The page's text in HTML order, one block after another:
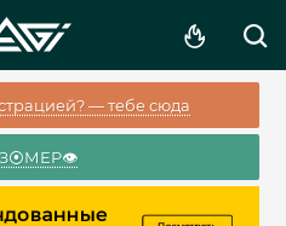
— тебе сюда